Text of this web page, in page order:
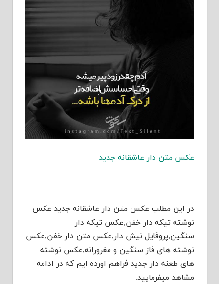
عکس متن دار عاشقانه جدید
در این مطلب عکس متن دار عاشقانه جدید عکس
نوشته تیکه دار خفن,عکس تیکه دار
سنگین,پروفایل نیش دار,عکس متن دار خفن,عکس
نوشته های فاز سنگین و مغرورانه,عکس نوشته
های طعنه دار جدید فراهم اورده ایم که در ادامه
مشاهد میفرمایید.